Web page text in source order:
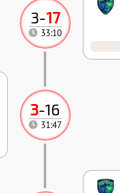
3-16
31:47
3-17
33:10